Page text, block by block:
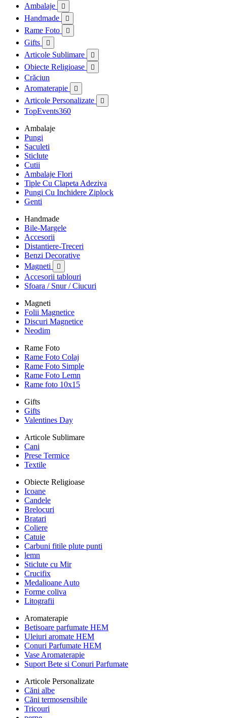
Ambalaje

Handmade 
Rame Foto 
Gifts 
Articole Sublimare 
Obiecte Religioase 
Crăciun
Aromaterapie

Articole Personalizate 
TopEvents360
Ambalaje
Pungi
Saculeti
Sticlute
Cutii
Ambalaje Flori
Tiple Cu Clapeta Adeziva
Pungi Cu Inchidere Ziplock
Genti
Handmade
Bile-Margele
Accesorii
Distantiere-Treceri
Benzi Decorative
Magneti

Accesorii tablouri
Sfoara / Snur / Ciucuri
Magneti
Folii Magnetice
Discuri Magnetice
Neodim
Rame Foto
Rame Foto Colaj
Rame Foto Simple
Rame Foto Lemn
Rame foto 10x15
Gifts
Gifts
Valentines Day
Articole Sublimare
Cani
Prese Termice
Textile
Obiecte Religioase
Icoane
Candele
Brelocuri
Bratari
Coliere
Catuie
Carbuni fitile plute punti
lemn
Sticlute cu Mir
Crucifix
Medalioane Auto
Forme coliva
Litografii
Aromaterapie
Betisoare parfumate HEM
Uleiuri aromate HEM
Conuri Parfumate HEM
Vase Aromaterapie
Suport Bete si Conuri Parfumate
Articole Personalizate
Căni albe
Căni termosensibile
Tricouri